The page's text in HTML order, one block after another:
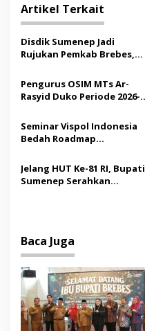
a
s
i
o
Artikel Terkait
Disdik Sumenep Jadi
Rujukan Pemkab Brebes,
Pendidikan Berbasis
Budaya
Pengurus OSIM MTs Ar-
Rasyid Duko Periode 2026-
Seminar Vispol Indonesia
Bedah Roadmap
Pendidikan dan Hilirisasi
Jadi Kunci
Jelang HUT Ke-81 RI, Bupati
Sumenep Serahkan
Baca Juga